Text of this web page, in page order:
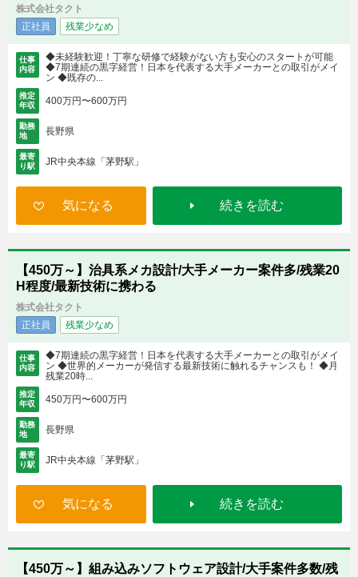
株式会社タクト
正社員
残業少なめ
仕事
内容
◆未経験歓迎！丁寧な研修で経験がない方も安心のスタートが可能
◆7期連続の黒字経営！日本を代表する大手メーカーとの取引がメイ
ン ◆既存の...
推定
年収
400万円〜600万円
勤務
地
長野県
最寄
り駅
JR中央本線「茅野駅」
気になる 続きを読む
【450万～】治具系メカ設計/大手メーカー案件多/残業20
H程度/最新技術に携わる
株式会社タクト
正社員
残業少なめ
仕事
内容
◆7期連続の黒字経営！日本を代表する大手メーカーとの取引がメイ
ン ◆世界的メーカーが発信する最新技術に触れるチャンスも！ ◆月
残業20時...
推定
年収
450万円〜600万円
勤務
地
長野県
最寄
り駅
JR中央本線「茅野駅」
気になる 続きを読む
【450万～】組み込みソフトウェア設計/大手案件多数/残